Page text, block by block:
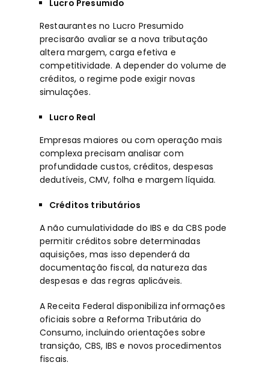
Lucro Presumido
Restaurantes no Lucro Presumido
precisarão avaliar se a nova tributação
altera margem, carga efetiva e
competitividade. A depender do volume de
créditos, o regime pode exigir novas
simulações.
Lucro Real
Empresas maiores ou com operação mais
complexa precisam analisar com
profundidade custos, créditos, despesas
dedutíveis, CMV, folha e margem líquida.
Créditos tributários
A não cumulatividade do IBS e da CBS pode
permitir créditos sobre determinadas
aquisições, mas isso dependerá da
documentação fiscal, da natureza das
despesas e das regras aplicáveis.
A Receita Federal disponibiliza informações
oficiais sobre a Reforma Tributária do
Consumo, incluindo orientações sobre
transição, CBS, IBS e novos procedimentos
fiscais.